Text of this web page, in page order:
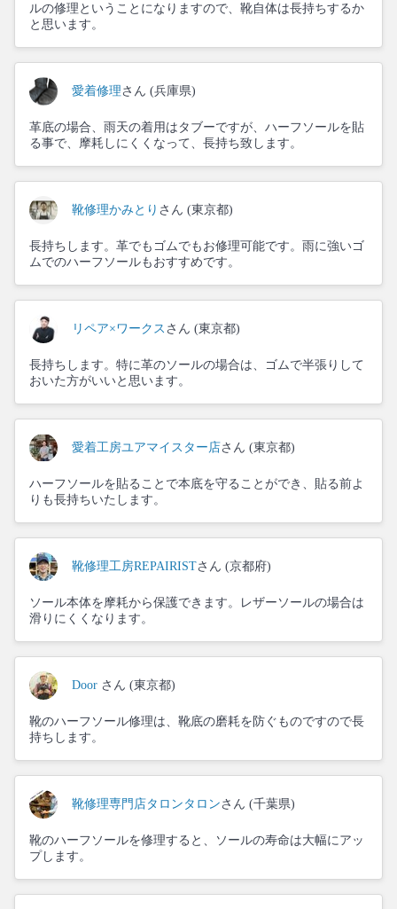
ルの修理ということになりますので、靴自体は長持ちするか
と思います。
愛着修理 さん (兵庫県)
革底の場合、雨天の着用はタブーですが、ハーフソールを貼
る事で、摩耗しにくくなって、長持ち致します。
靴修理かみとり さん (東京都)
長持ちします。革でもゴムでもお修理可能です。雨に強いゴ
ムでのハーフソールもおすすめです。
リペア×ワークス さん (東京都)
長持ちします。特に革のソールの場合は、ゴムで半張りして
おいた方がいいと思います。
愛着工房ユアマイスター店さん (東京都)
ハーフソールを貼ることで本底を守ることができ、貼る前よ
りも長持ちいたします。
靴修理工房REPAIRISTさん (京都府)
ソール本体を摩耗から保護できます。レザーソールの場合は
滑りにくくなります。
Door さん (東京都)
靴のハーフソール修理は、靴底の磨耗を防ぐものですので長
持ちします。
靴修理専門店タロンタロン さん (千葉県)
靴のハーフソールを修理すると、ソールの寿命は大幅にアッ
プします。